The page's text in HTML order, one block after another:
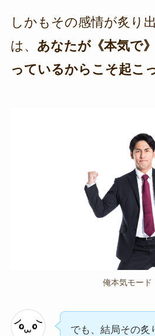
しかもその感情が炙り
は、 あなたが《本気で
っているからこそ起こ
俺本気モード
でも、結局その炙